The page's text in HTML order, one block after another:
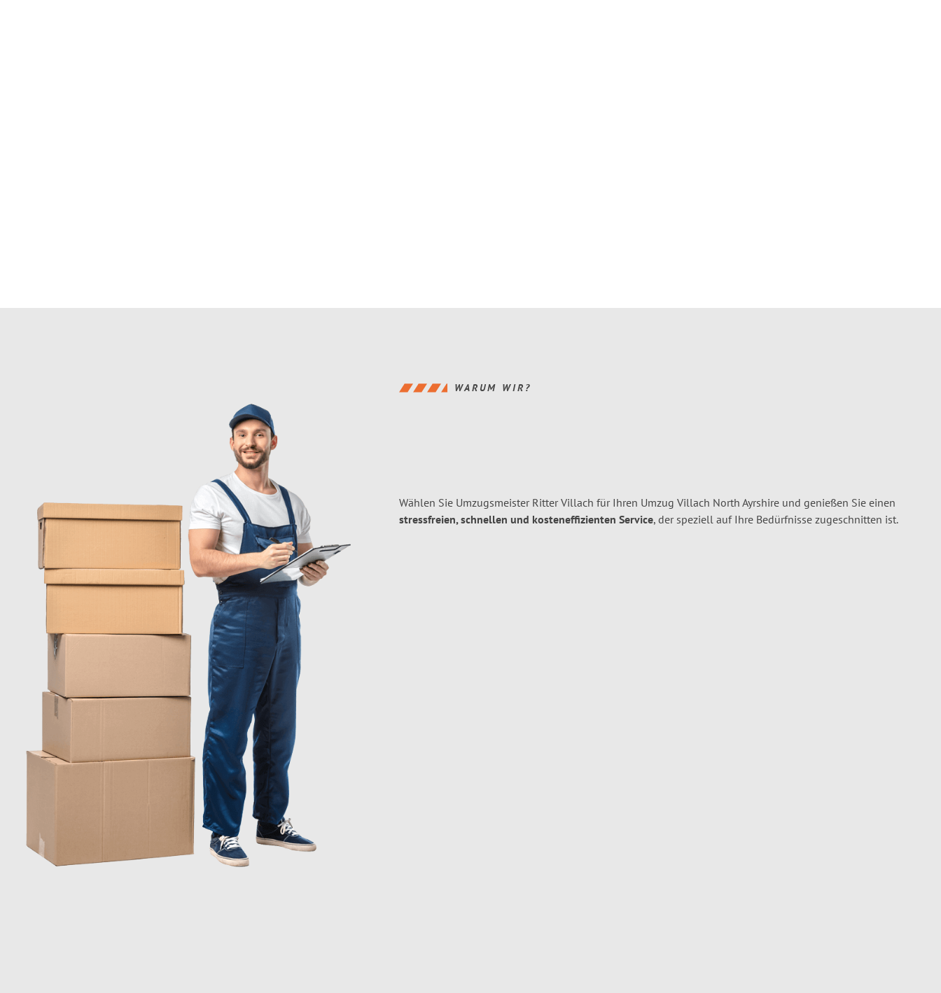
WARUM WIR?
Wählen Sie Umzugsmeister Ritter Villach für Ihren Umzug Villach North Ayrshire und genießen Sie einen
stressfreien, schnellen und kosteneffizienten Service, der speziell auf Ihre Bedürfnisse zugeschnitten ist.